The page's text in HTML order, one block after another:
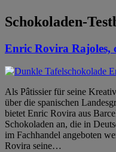
Schokoladen-
Enric Rovira Rajoles,
Als Pâtissier für seine
über die spanischen
bietet Enric Rovira aus
Schokoladen an, die in
im Fachhandel angeboten
Rovira seine…